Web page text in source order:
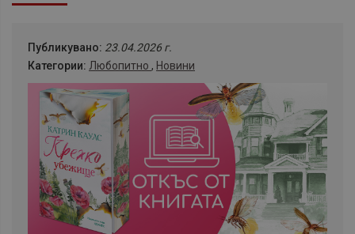
Публикувано: 23.04.2026 г.
Категории: Любопитно , Новини